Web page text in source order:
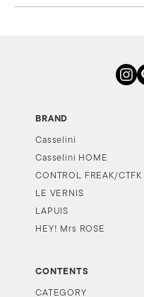
BRAND
Casselini
Casselini HOME
CONTROL FREAK/CTFK
LE VERNIS
LAPUIS
HEY! Mrs ROSE
CONTENTS
CATEGORY